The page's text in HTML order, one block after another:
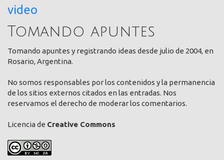
video
Tomando apuntes
Tomando apuntes y registrando ideas desde julio de 2004, en
Rosario, Argentina.
No somos responsables por los contenidos y la permanencia
de los sitios externos citados en las entradas. Nos
reservamos el derecho de moderar los comentarios.
Licencia de Creative Commons